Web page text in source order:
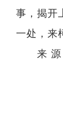
事，揭开
一处，来
来 源：